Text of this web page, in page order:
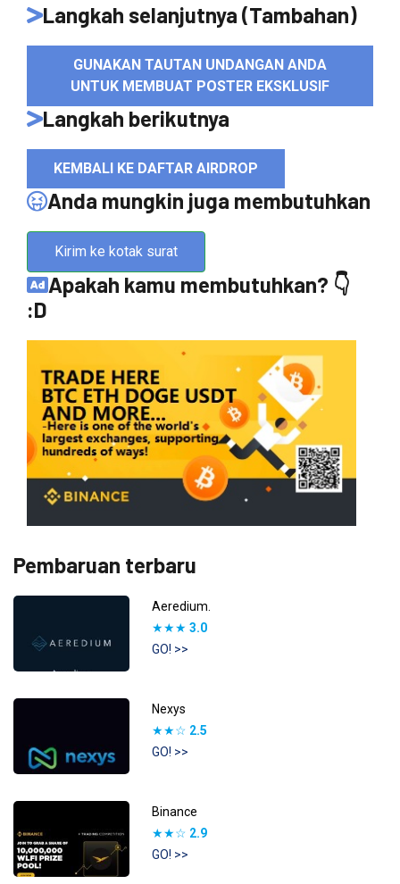
Langkah selanjutnya (Tambahan)
GUNAKAN TAUTAN UNDANGAN ANDA
UNTUK MEMBUAT POSTER EKSKLUSIF
Langkah berikutnya
KEMBALI KE DAFTAR AIRDROP
Anda mungkin juga membutuhkan
Kirim ke kotak surat
Apakah kamu membutuhkan? 👇
:D
Pembaruan terbaru
Aeredium.
★★★ 3.0
GO! >>
Nexys
★★☆ 2.5
GO! >>
Binance
★★☆ 2.9
GO! >>